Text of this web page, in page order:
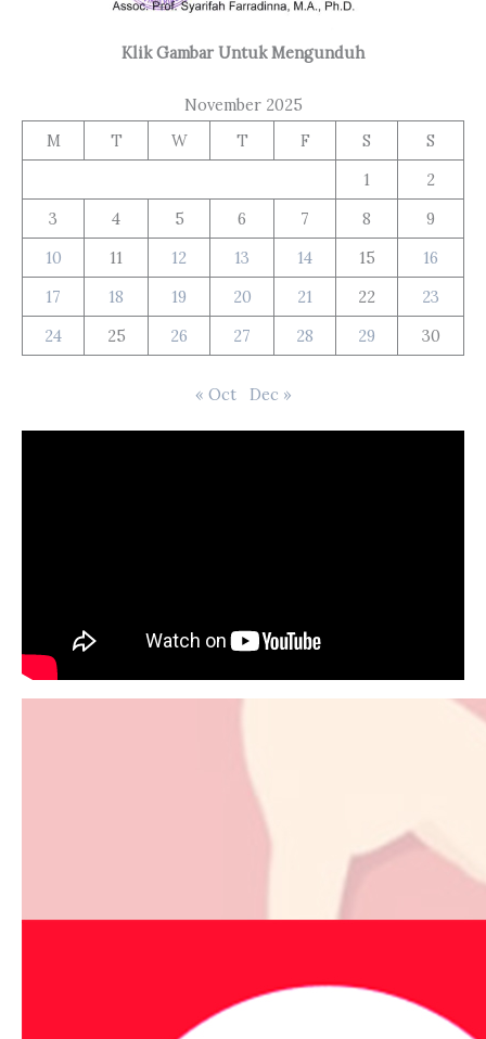
Klik Gambar Untuk Mengunduh
November 2025
M
T W T F S
S
1
2
3
4 5 6 7 8
9
10
11 12 13 14 15
16
17
18 19 20 21 22
23
24
25 26 27 28 29 30
« Oct Dec »